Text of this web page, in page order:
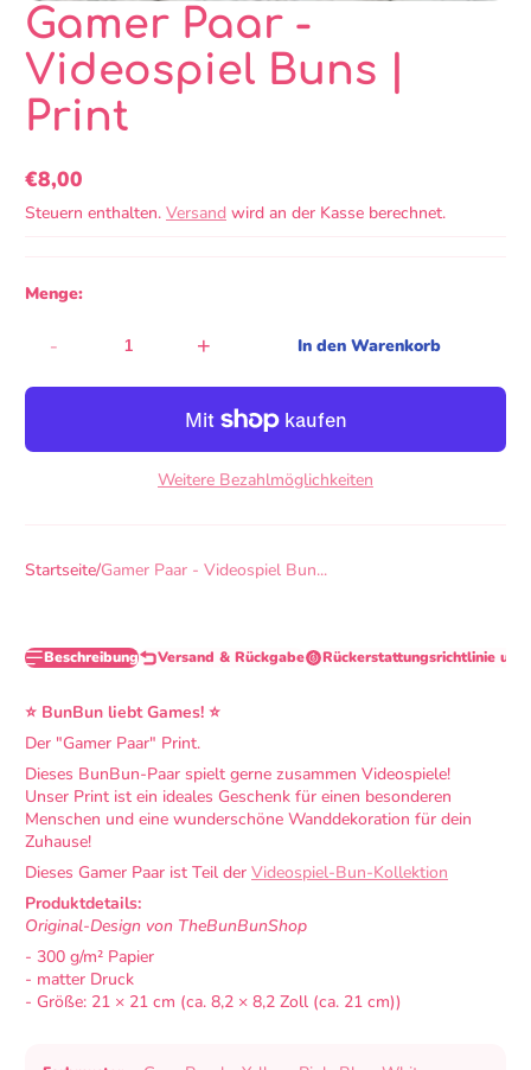
Gamer Paar -
Videospiel Buns |
Print
Regulärer
Preis
€8,00
Steuern enthalten. Versand wird an der Kasse berechnet.
Menge:
- + In den Warenkorb
Weitere Bezahlmöglichkeiten
Startseite Gamer Paar - Videospiel Bun...
Beschreibung Versand & Rückgabe Rückerstattungsrichtlinie
⭐ BunBun liebtGames! ⭐
Der "Gamer Paar" Print.
Dieses BunBun-Paar spielt gerne zusammen Videospiele!
Unser Print ist ein ideales Geschenk für einen besonderen
Menschen und eine wunderschöne Wanddekoration für dein
Zuhause!
Dieses Gamer Paar ist Teil der Videospiel-Bun-Kollektion
Produktdetails:
Original-Design von TheBunBunShop
- 300 g/m² Papier
- matter Druck
- Größe: 21 × 21 cm (ca. 8,2 × 8,2 Zoll (ca. 21 cm))